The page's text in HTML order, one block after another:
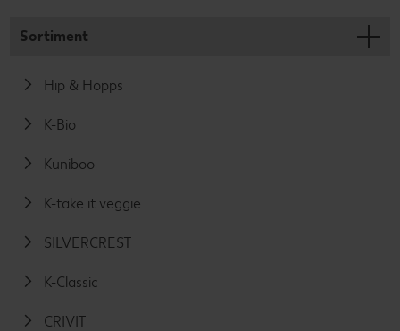
Sortiment
Hip & Hopps
K-Bio
Kuniboo
K-take it veggie
SILVERCREST
K-Classic
CRIVIT